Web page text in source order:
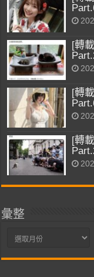
[轉
[轉
[轉
彙整
彙